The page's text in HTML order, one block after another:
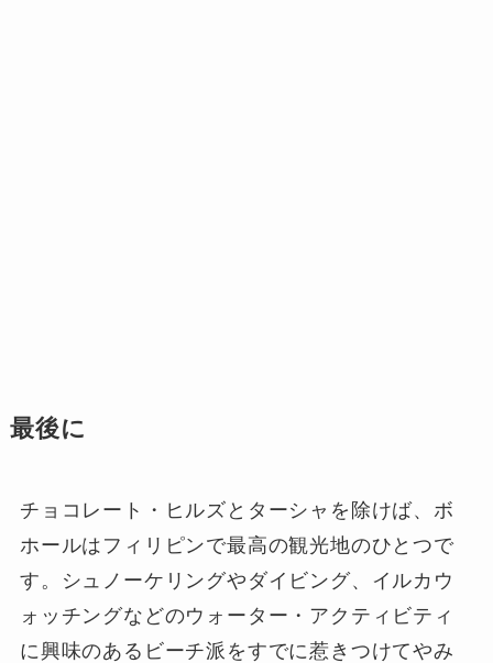
最後に
チョコレート・ヒルズとターシャを除けば、ボ
ホールはフィリピンで最高の観光地のひとつで
す。シュノーケリングやダイビング、イルカウ
ォッチングなどのウォーター・アクティビティ
に興味のあるビーチ派をすでに惹きつけてやみ